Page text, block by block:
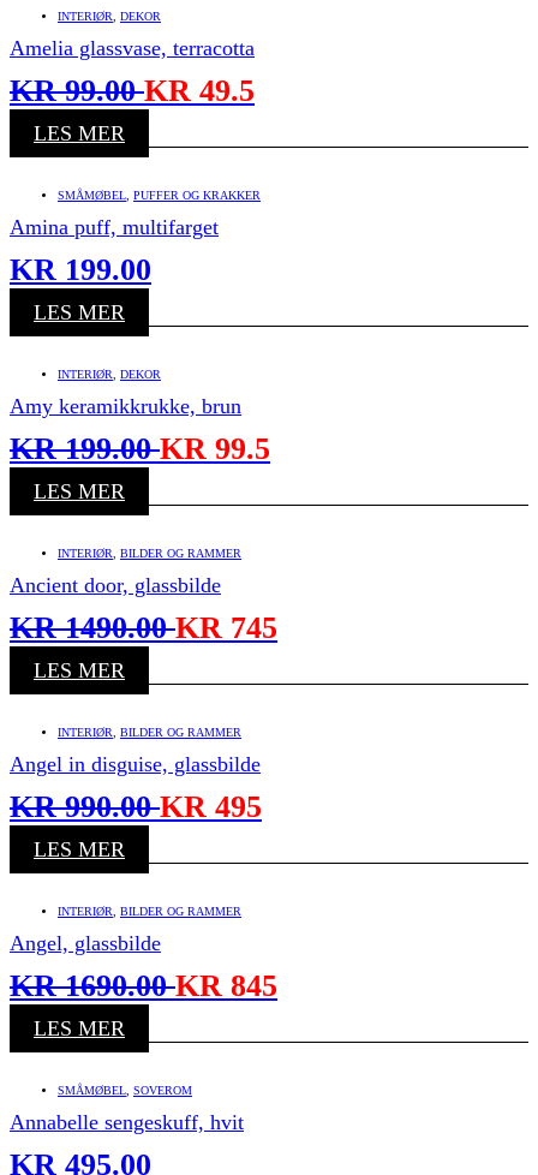
INTERIØR DEKOR
Amelia glassvase, terracotta
KR99.00KR 49.5
LES MER
SMÅMØBEL PUFFER OG KRAKKER
Amina puff, multifarget
KR 199.00
LES MER
INTERIØR DEKOR
Amy keramikkrukke, brun
KR199.00KR 99.5
LES MER
INTERIØR BILDER OG RAMMER
Ancient door, glassbilde
KR1490.00KR 745
LES MER
INTERIØR BILDER OG RAMMER
Angel in disguise, glassbilde
KR990.00KR 495
LES MER
INTERIØR BILDER OG RAMMER
Angel, glassbilde
KR1690.00KR 845
LES MER
SMÅMØBEL SOVEROM
Annabelle sengeskuff, hvit
KR 495.00